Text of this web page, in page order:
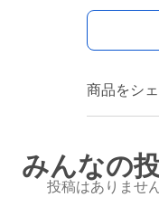
商品をシ
みんなの
投稿はありませ